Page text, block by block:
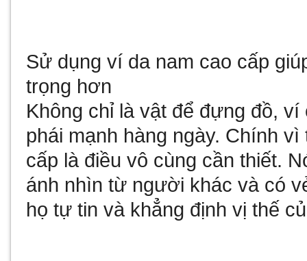
Sử dụng ví da nam cao cấp
trọng hơn
Không chỉ là vật để đựng đồ,
phái mạnh hàng ngày. Chính
cấp là điều vô cùng cần thiết.
ánh nhìn từ người khác và có
họ tự tin và khẳng định vị thế